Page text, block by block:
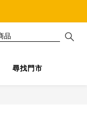
尋找門市